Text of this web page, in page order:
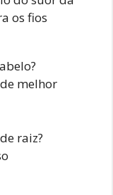
os fios
melhor
raiz?